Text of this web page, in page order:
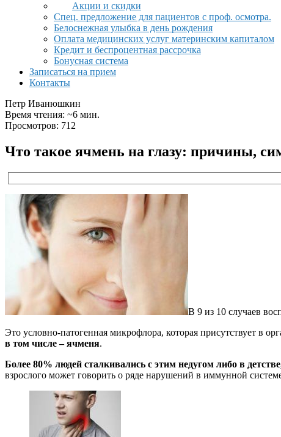
Акции и скидки
Спец. предложение для пациентов с проф. осмотра.
Белоснежная улыбка в день рождения
Оплата медицинских услуг материнским капиталом
Кредит и беспроцентная рассрочка
Бонусная система
Записаться на прием
Контакты
Петр Иванюшкин
Время чтения: ~6 мин.
Просмотров: 712
Что такое ячмень на глазу: причины,
В 9 из 10 случаев
Это условно-патогенная микрофлора, которая присутствует в
в том числе – ячменя.
Более 80% людей сталкивались с этим недугом либо в
взрослого может говорить о ряде нарушений в иммунной